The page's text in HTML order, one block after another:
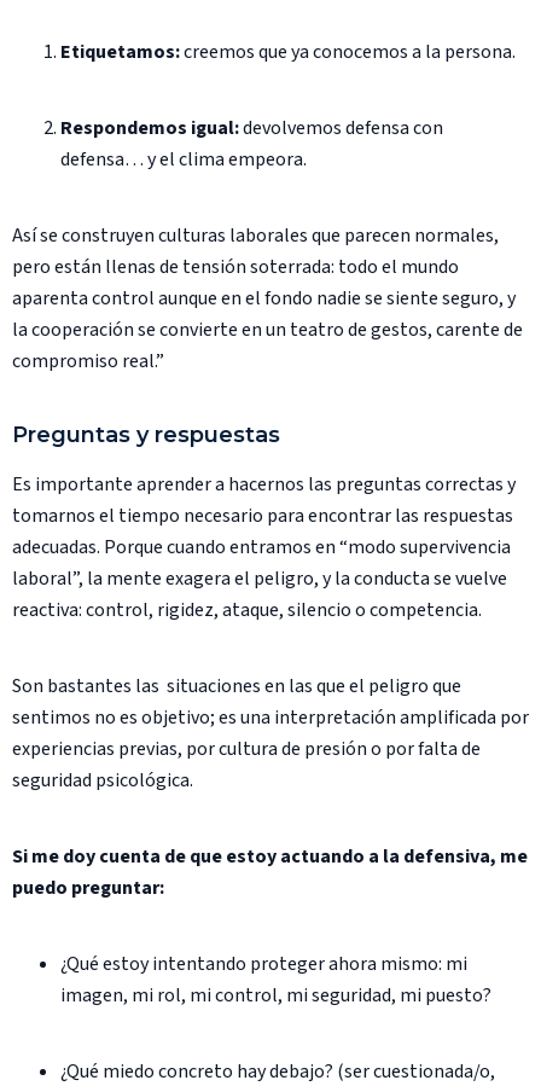
Etiquetamos:creemos que ya conocemos a la persona.
Respondemos igual:devolvemos defensa con
defensa… y el clima empeora.
Así se construyen culturas laborales que parecen normales,
pero están llenas de tensión soterrada: todo el mundo
aparenta control aunque en el fondo nadie se siente seguro, y
la cooperación se convierte en un teatro de gestos, carente de
compromiso real.”
Preguntas y respuestas
Es importante aprender a hacernos las preguntas correctas y
tomarnos el tiempo necesario para encontrar las respuestas
adecuadas. Porque cuando entramos en “modo supervivencia
laboral”, la mente exagera el peligro, y la conducta se vuelve
reactiva: control, rigidez, ataque, silencio o competencia.
Son bastantes las situaciones en las que el peligro que
sentimos no es objetivo; es una interpretación amplificada por
experiencias previas, por cultura de presión o por falta de
seguridad psicológica.
Si me doy cuenta de que estoy actuando a la defensiva, me
puedo preguntar:
¿Qué estoy intentando proteger ahora mismo: mi
imagen, mi rol, mi control, mi seguridad, mi puesto?
¿Qué miedo concreto hay debajo? (ser cuestionada/o,